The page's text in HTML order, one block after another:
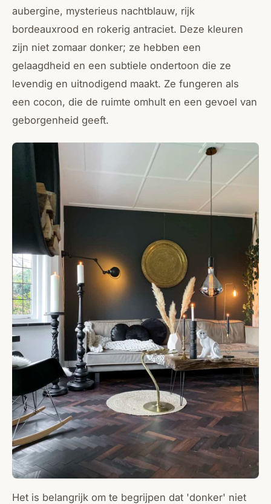
aubergine, mysterieus nachtblauw, rijk
bordeauxrood en rokerig antraciet. Deze kleuren
zijn niet zomaar donker; ze hebben een
gelaagdheid en een subtiele ondertoon die ze
levendig en uitnodigend maakt. Ze fungeren als
een cocon, die de ruimte omhult en een gevoel van
geborgenheid geeft.
Het is belangrijk om te begrijpen dat 'donker' niet